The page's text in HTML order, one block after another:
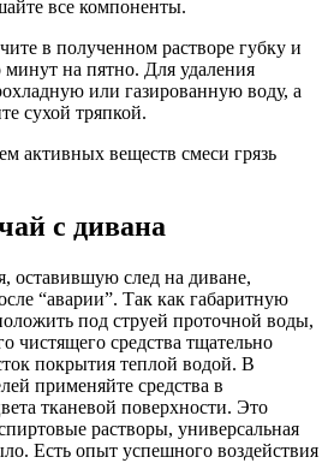
все компоненты.
в полученном растворе губку и
на пятно. Для удаления
или газированную воду, а
сухой тряпкой.
активных веществ смеси грязь
с дивана
оставившую след на диване,
“аварии”. Так как габаритную
под струей проточной воды,
чистящего средства тщательно
покрытия теплой водой. В
применяйте средства в
тканевой поверхности. Это
растворы, универсальная
Есть опыт успешного воздействия